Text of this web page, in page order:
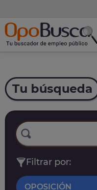
Tu búsqueda
Filtrar por:
OPOSICIÓN